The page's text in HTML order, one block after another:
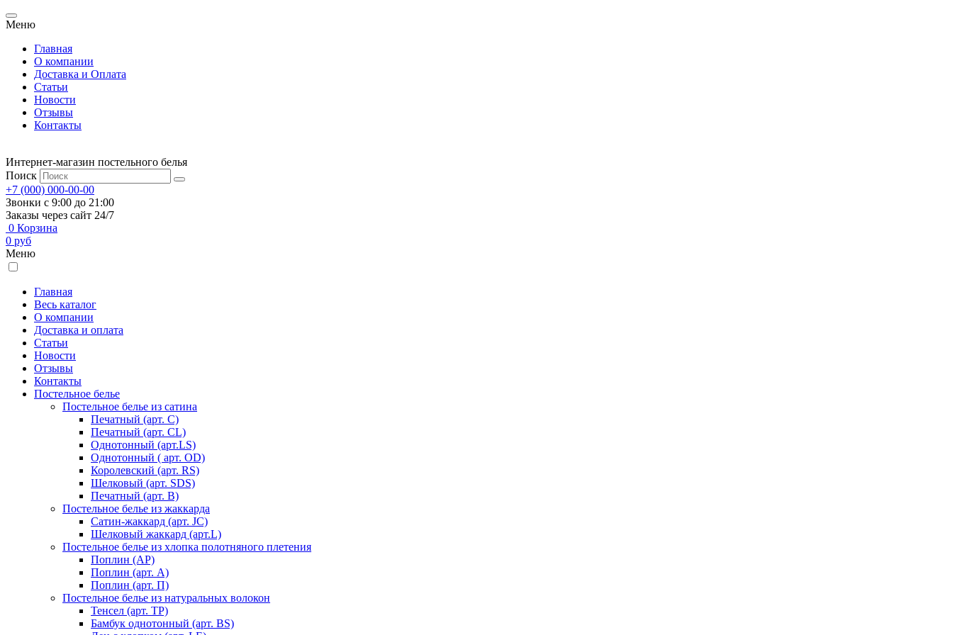
Меню
Главная
О компании
Доставка и Оплата
Статьи
Новости
Отзывы
Контакты
Интернет-магазин постельного белья
Поиск
+7 (000) 000-00-00
Звонки с 9:00 до 21:00
Заказы через сайт 24/7
0 Корзина
0 руб
Меню
Главная
Весь каталог
О компании
Доставка и оплата
Статьи
Новости
Отзывы
Контакты
Постельное белье
Постельное белье из сатина
Печатный (арт. С)
Печатный (арт. СL)
Однотонный (арт.LS)
Однотонный ( арт. OD)
Королевский (арт. RS)
Шелковый (арт. SDS)
Печатный (арт. В)
Постельное белье из жаккарда
Сатин-жаккард (арт. JC)
Шелковый жаккард (арт.L)
Постельное белье из хлопка полотняного плетения
Поплин (AP)
Поплин (арт. А)
Поплин (арт. П)
Постельное белье из натуральных волокон
Тенсел (арт. ТР)
Бамбук однотонный (арт. BS)